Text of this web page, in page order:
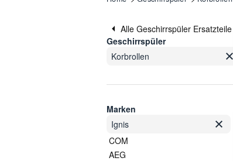
Alle Geschirrspüler Ersatzteile
Geschirrspüler
Korbrollen
Marken
Ignis
COM
AEG